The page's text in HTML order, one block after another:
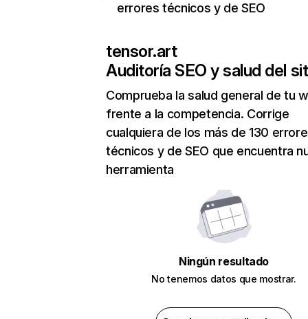
errores técnicos y de SEO
tensor.art
Auditoría SEO y salud del
Comprueba la salud general de tu
frente a la competencia. Corrige
cualquiera de los más de 130
técnicos y de SEO que encuentra
herramienta
Ningún resultado
No tenemos datos que mostrar.